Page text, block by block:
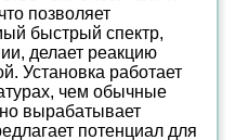
позволяет
быстрый спектр,
делает реакцию
Установка работает
чем обычные
вырабатывает
потенциал для